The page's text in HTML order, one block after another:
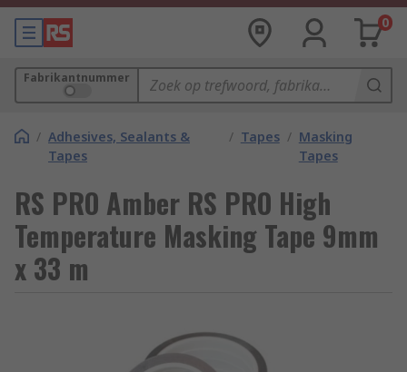
0
Fabrikantnummer
/ Adhesives, Sealants &
Tapes
/ Tapes / Masking
Tapes
RS PRO Amber RS PRO High
Temperature Masking Tape 9mm
x 33 m